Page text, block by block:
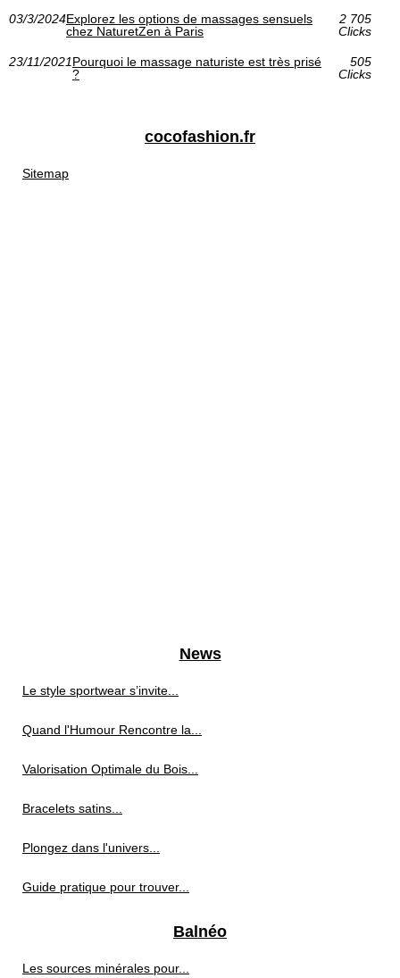
03/3/2024Explorez les options de massages sensuels
chez NaturetZen à Paris
2 705
Clicks
23/11/2021Pourquoi le massage naturiste est très prisé
?
505
Clicks
cocofashion.fr
Sitemap
News
Le style sportwear s’invite...
Quand l'Humour Rencontre la...
Valorisation Optimale du Bois...
Bracelets satins...
Plongez dans l'univers...
Guide pratique pour trouver...
Balnéo
Les sources minérales pour...